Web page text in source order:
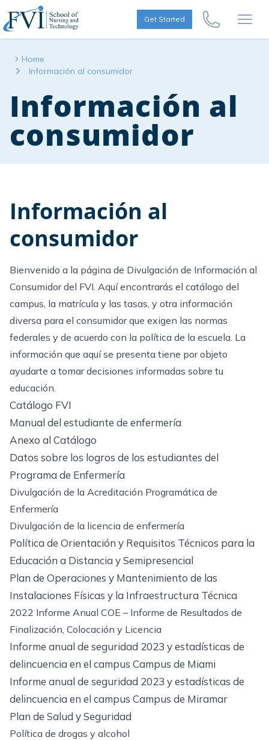
Skip to content
FVI School of Nursing
Get Started
Call Us Now
Home
Información al consumidor
Información al
consumidor
Información al
consumidor
Bienvenido a la página de Divulgación de Información al
Consumidor del FVI. Aquí encontrarás el catálogo del
campus, la matrícula y las tasas, y otra información
diversa para el consumidor que exigen las normas
federales y de acuerdo con la política de la escuela. La
información que aquí se presenta tiene por objeto
ayudarte a tomar decisiones informadas sobre tu
educación.
Catálogo FVI
Manual del estudiante de enfermería
Anexo al Catálogo
Datos sobre los logros de los estudiantes del
Programa de Enfermería
Divulgación de la Acreditación Programática de
Enfermería
Divulgación de la licencia de enfermería
Política de Orientación y Requisitos Técnicos para la
Educación a Distancia y Semipresencial
Plan de Operaciones y Mantenimiento de las
Instalaciones Físicas y la Infraestructura Técnica
2022 Informe Anual COE – Informe de Resultados de
Finalización, Colocación y Licencia
Informe anual de seguridad 2023 y estadísticas de
delincuencia en el campus Campus de Miami
Informe anual de seguridad 2023 y estadísticas de
delincuencia en el campus Campus de Miramar
Plan de Salud y Seguridad
Política de drogas y alcohol